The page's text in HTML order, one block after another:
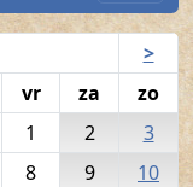
>
vr za
zo
1 2
3
8 9
10